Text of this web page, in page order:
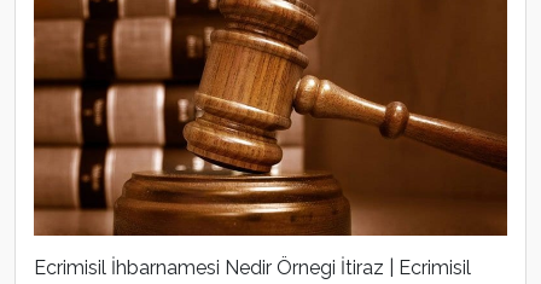
Ecrimisil İhbarnamesi Nedir Örnegi İtiraz | Ecrimisil